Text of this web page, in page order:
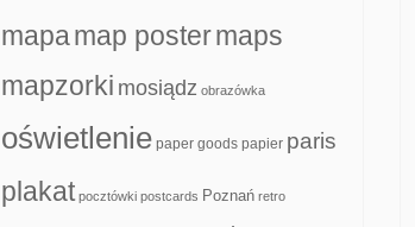
mapamap postermaps
mapzorki mosiądz obrazówka
oświetlenie paper goods papier paris
plakat pocztówki postcards Poznań retro